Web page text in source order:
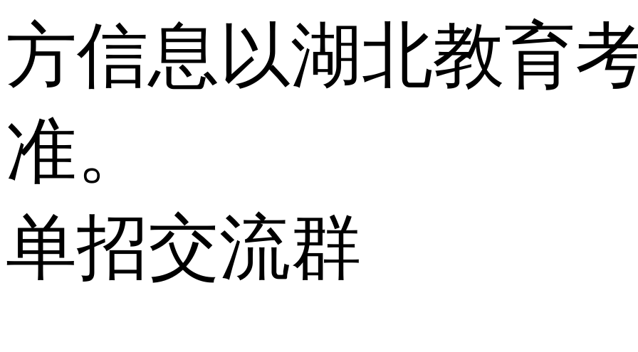
方信息以湖北教育
准。
单招交流群